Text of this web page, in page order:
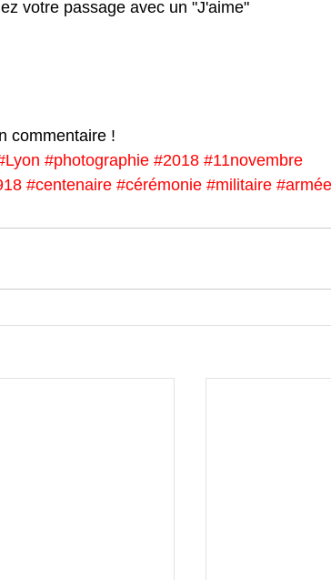
votre passage avec un "J'aime"
commentaire !
#photographie #2018 #11novembre
#centenaire #cérémonie #militaire #armée